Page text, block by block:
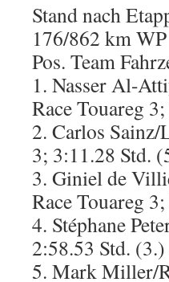
Stand nach
176/862 km
Pos. Team
1. Nasser Al-
Race Touareg
2. Carlos
3; 3:11.28 Std.
3. Giniel de
Race Touareg
4. Stéphane
2:58.53 Std.
5. Mark Miller/